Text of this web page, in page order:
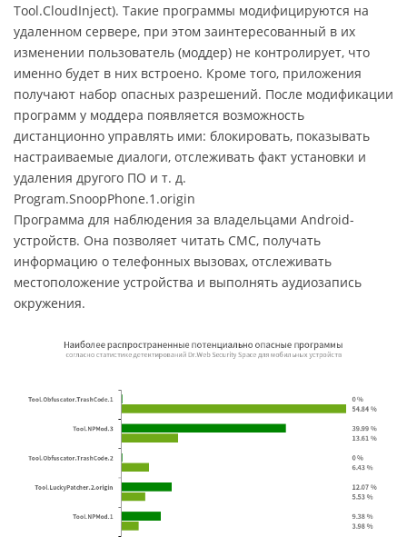
Tool.CloudInject). Такие программы модифицируются на
удаленном сервере, при этом заинтересованный в их
изменении пользователь (моддер) не контролирует, что
именно будет в них встроено. Кроме того, приложения
получают набор опасных разрешений. После модификации
программ у моддера появляется возможность
дистанционно управлять ими: блокировать, показывать
настраиваемые диалоги, отслеживать факт установки и
удаления другого ПО и т. д.
Program.SnoopPhone.1.origin
Программа для наблюдения за владельцами Android-
устройств. Она позволяет читать СМС, получать
информацию о телефонных вызовах, отслеживать
местоположение устройства и выполнять аудиозапись
окружения.